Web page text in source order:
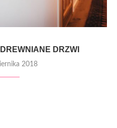
DRZWI
2018